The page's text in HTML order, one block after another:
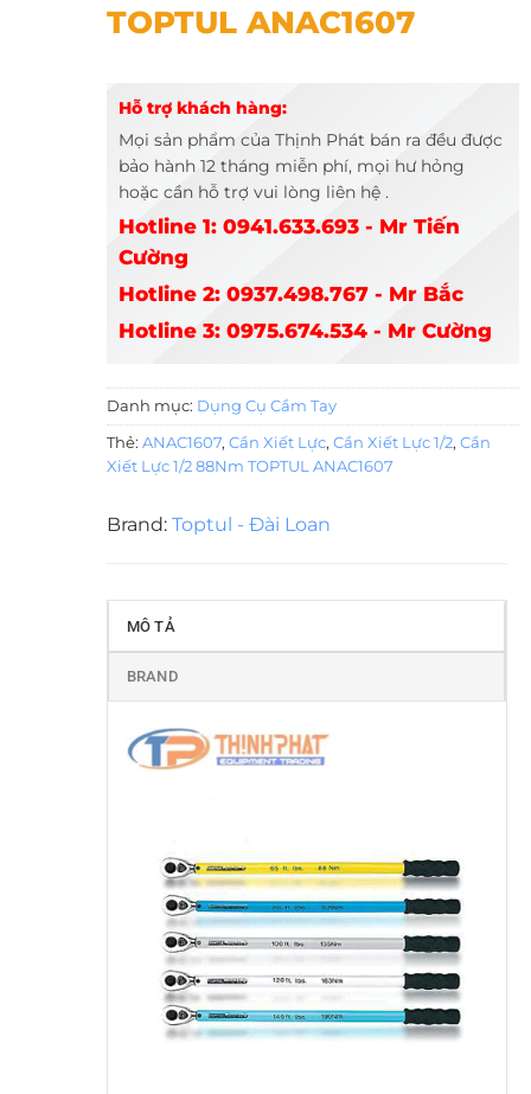
TOPTUL ANAC1607
Hỗ trợ khách hàng:
Mọi sản phẩm của Thịnh Phát bán ra đều được
bảo hành 12 tháng miễn phí, mọi hư hỏng
hoặc cần hỗ trợ vui lòng liên hệ .
Hotline 1: 0941.633.693 - Mr Tiến
Cường
Hotline 2: 0937.498.767 - Mr Bắc
Hotline 3: 0975.674.534 - Mr Cường
Danh mục: Dụng Cụ Cầm Tay
Thẻ: ANAC1607, Cần Xiết Lực, Cần Xiết Lực 1/2, Cần
Xiết Lực 1/2 88Nm TOPTUL ANAC1607
Brand: Toptul - Đài Loan
MÔ TẢ
BRAND